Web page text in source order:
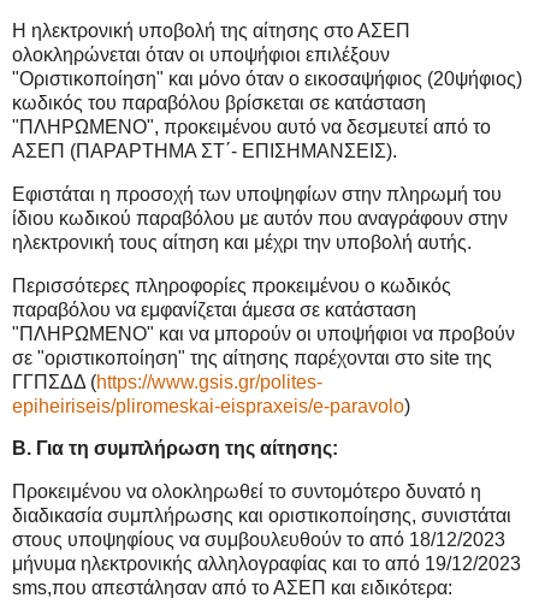
Η ηλεκτρονική υποβολή της αίτησης στο ΑΣΕΠ
ολοκληρώνεται όταν οι υποψήφιοι επιλέξουν
"Οριστικοποίηση" και μόνο όταν ο εικοσαψήφιος (20ψήφιος)
κωδικός του παραβόλου βρίσκεται σε κατάσταση
"ΠΛΗΡΩΜΕΝΟ", προκειμένου αυτό να δεσμευτεί από το
ΑΣΕΠ (ΠΑΡΑΡΤΗΜΑ ΣΤ΄- ΕΠΙΣΗΜΑΝΣΕΙΣ).
Eφιστάται η προσοχή των υποψηφίων στην πληρωμή του
ίδιου κωδικού παραβόλου με αυτόν που αναγράφουν στην
ηλεκτρονική τους αίτηση και μέχρι την υποβολή αυτής.
Περισσότερες πληροφορίες προκειμένου ο κωδικός
παραβόλου να εμφανίζεται άμεσα σε κατάσταση
"ΠΛΗΡΩΜΕΝΟ" και να μπορούν οι υποψήφιοι να προβούν
σε "οριστικοποίηση" της αίτησης παρέχονται στο site της
ΓΓΠΣΔΔ (https://www.gsis.gr/polites-
epiheiriseis/pliromeskai-eispraxeis/e-paravolo)
Β. Για τη συμπλήρωση της αίτησης:
Προκειμένου να ολοκληρωθεί το συντομότερο δυνατό η
διαδικασία συμπλήρωσης και οριστικοποίησης, συνιστάται
στους υποψηφίους να συμβουλευθούν το από 18/12/2023
μήνυμα ηλεκτρονικής αλληλογραφίας και το από 19/12/2023
sms,που απεστάλησαν από το ΑΣΕΠ και ειδικότερα: